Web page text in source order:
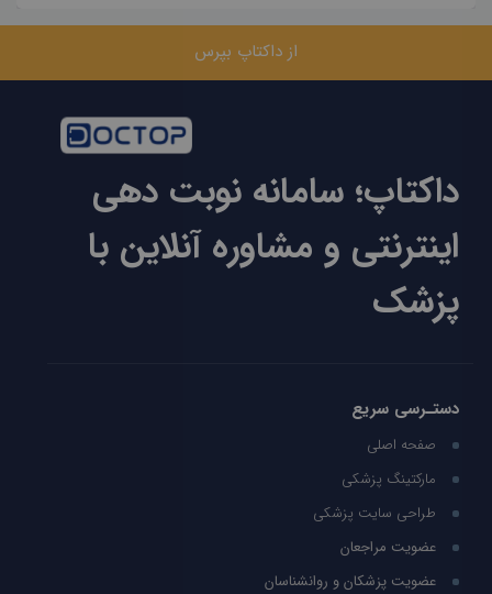
از داکتاپ بپرس
داکتاپ؛ سامانه نوبت دهی
اینترنتی و مشاوره آنلاین با
پزشک
دستـرسی سریع
صفحه اصلی
مارکتینگ پزشکی
طراحی سایت پزشکی
عضویت مراجعان
عضویت پزشکان و روانشناسان